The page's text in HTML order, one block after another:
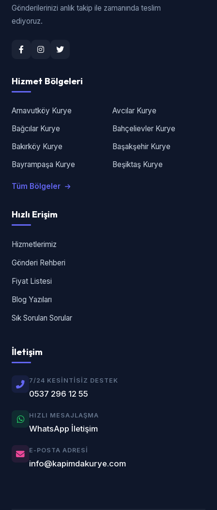
Gönderilerinizi anlık takip ile zamanında teslim
ediyoruz.
Hizmet Bölgeleri
Arnavutköy Kurye
Avcılar Kurye
Bağcılar Kurye
Bahçelievler Kurye
Bakırköy Kurye
Başakşehir Kurye
Bayrampaşa Kurye
Beşiktaş Kurye
Tüm Bölgeler
Hızlı Erişim
Hizmetlerimiz
Gönderi Rehberi
Fiyat Listesi
Blog Yazıları
Sık Sorulan Sorular
İletişim
7/24 KESINTISIZ DESTEK
0537 296 12 55
HIZLI MESAJLAŞMA
WhatsApp İletişim
E-POSTA ADRESI
info@kapimdakurye.com